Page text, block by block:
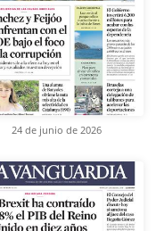
24 de junio de 2026